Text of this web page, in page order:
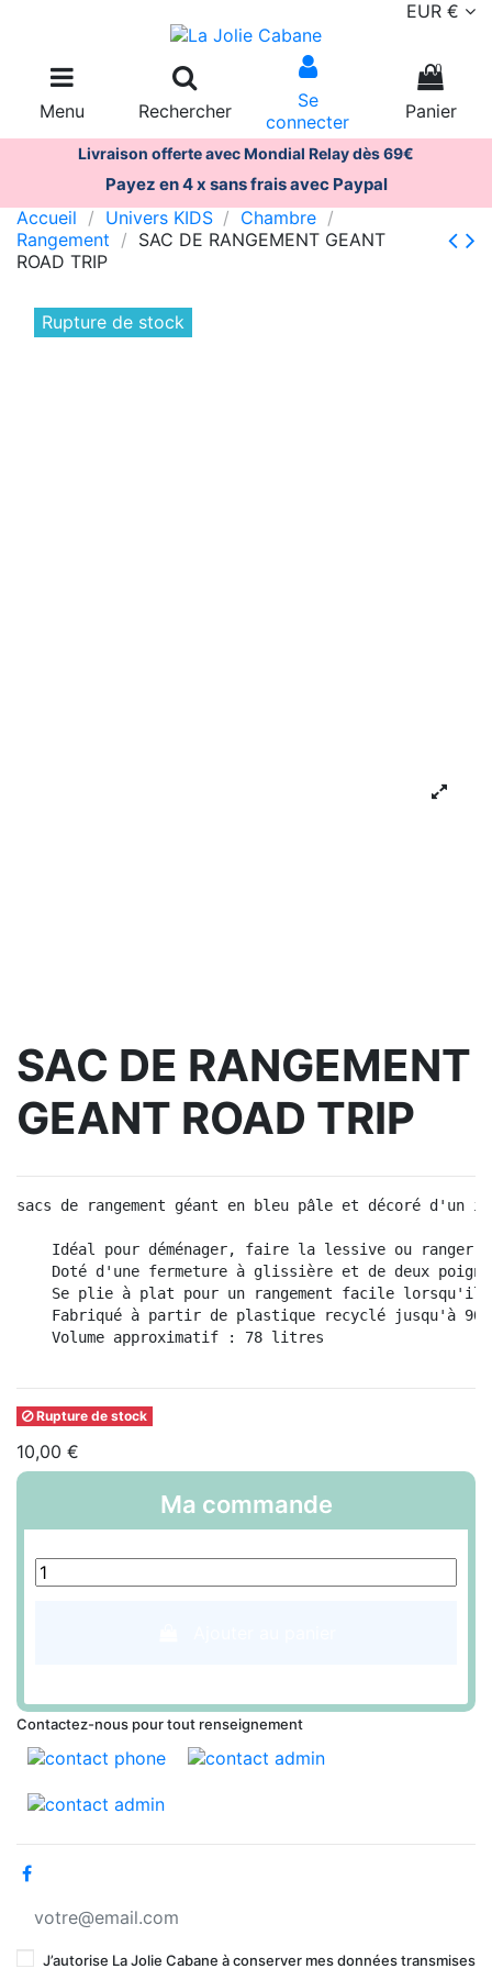
EUR €
Menu Rechercher
Se
connecter
0
Panier
Livraison offerte avec Mondial Relay dès 69€
Payez en 4 x sans frais avec Paypal
Accueil Univers KIDS
Chambre
Rangement
SAC DE RANGEMENT GEANT
ROAD TRIP
Rupture de stock
SAC DE RANGEMENT
GEANT ROAD TRIP
sacs de rangement géant en bleu pâle et décoré d'un
Idéal pour déménager, faire la lessive ou ranger
Doté d'une fermeture à glissière et de deux
Se plie à plat pour un rangement facile lorsqu'il
Fabriqué à partir de plastique recyclé jusqu'à
    Volume approximatif : 78 litres
Rupture de stock
10,00 €
Ma commande
Contactez-nous pour tout renseignement
J’autorise La Jolie Cabane à conserver mes données transmises